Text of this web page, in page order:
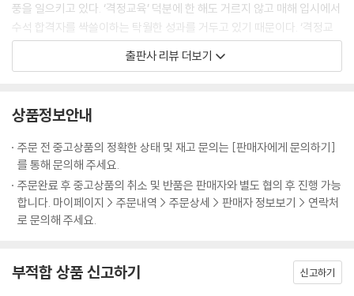
08 공부할 마음 있는 놈들의 7가지 습관
_습관1. 수직으로 꼿꼿하게 앉는다
_습관2. 한 번에 한 가지 일에만 몰입한다
_습관5. 좀처럼 감기에 걸리지 않는다
_습관7. 정신상태를 정리정돈으로 증명한다
Beyond Story 흔들리지 않는 인생을 사는 법
09 오늘 하루는 내 인생을 만드는 재료다
_크로노스인가, 카이로스인가
_결정적 순간, 나에게 힘을 주는 루틴
공부의 재미는 ‘참을성’에서 판가름 나게 되어 있습니다. 내가 잘하게 될 때
까지는 꼼짝없이 지루할 수밖에 없거든요. 하다못해 게임 하나를 시작해도
처음부터 잘하는 사람은 없잖아요. 룰도 제대로 모르고 스킬도 쓸 줄 모르
니 좀처럼 재미를 느낄 수 없는 단계죠. 그래도 꾹 참고 무작정 로그인해 지
떻게 하는 건지도 쳐다보고 하다 보면 나도 모르게 점점 잘하게 돼요. 그러
푹 빠져서 헤어나올 수 없을 만큼.
---「잘하기 전까지는 좀처럼 재미가 없는 법이다」중에서
제가 공부하면서 경험해본 가장 빛나는 순간은 서울대 법대 합격자 발표
때가 아니었습니다. 가장 빛나는 순간은, 공부 잘된 날 하루를 마치고 뿌듯
돌아가던 순간이었습니다. 흥분을 가라앉히고 잠에 들려고 이부자리에서
몸을 뒤척이던 순간이었습니다. 물론 저도 늘 그러지는 못했습니다. 다 합
풍을 일으키고 있다. ‘격정교육’ 덕분에 한 해도 거르지 않고 매해 입시에서
수석 합격자를 싹쓸이하는 탁월한 성과를 거두고 있기 때문이다. ‘격정교
육’의 핵심은 바로 ‘뼛속까지 마음을 다지고, 키우고, 붙잡아두는 일’에 집
중하는 것. 공부하는 일에는 ‘마음’이 가장 우선이고 중요하다는 진실에 대
‘공부하려고 앉았는데, 딴 생각이 나서 집중하기 어려워요.’
‘이번 중간고사를 망쳐 마음이 싱숭생숭하고 공부할 힘도 쭉 빠져요.’
‘도통 공부를 왜 해야 하는지 모르겠고, 공부하고 싶은 마음도 전혀 없어
요.’
생각해보면 우리가 공부에 ‘올인’하지 못하는 이유는 ‘조건’도, ‘머리’도, ‘학
‘마음가짐’을 단련시키는 책은 찾아보기 힘들다. 이 책의 저자는 내 마음 다
출판사 리뷰 더보기
상품정보안내
주문 전 중고상품의 정확한 상태 및 재고 문의는 [판매자에게 문의하기]
를 통해 문의해 주세요.
주문완료 후 중고상품의 취소 및 반품은 판매자와 별도 협의 후 진행 가능
합니다. 마이페이지 > 주문내역 > 주문상세 > 판매자 정보보기 > 연락처
로 문의해 주세요.
부적합 상품 신고하기 신고하기